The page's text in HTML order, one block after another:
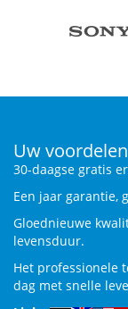
Uw voordelen
30-daagse gratis
Een jaar garantie,
Gloednieuwe
levensduur.
Het professionele
dag met snelle